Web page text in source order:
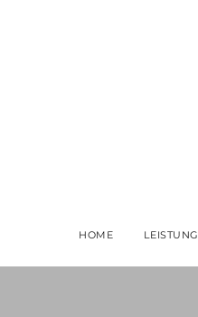
HOME